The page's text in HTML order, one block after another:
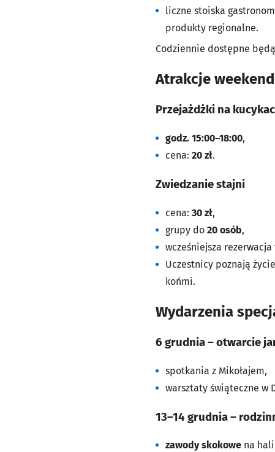
liczne stoiska
produkty regionalne.
Codziennie dostępne
Atrakcje
Przejażdżki na
godz. 15:00–18:00,
cena: 20 zł.
Zwiedzanie stajni
cena: 30 zł,
grupy do 20 osób,
wcześniejsza
Uczestnicy poznają
końmi.
Wydarzenia
6 grudnia – otwarcie
spotkania z Mikołajem,
warsztaty świąteczne w
13–14 grudnia –
zawody skokowe na